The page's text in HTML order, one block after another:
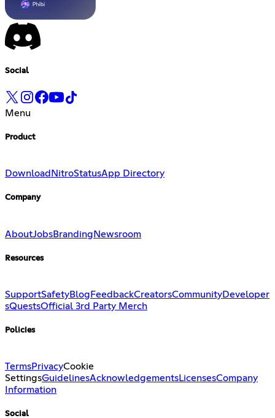
Social
Menu
Product
Download NitroStatusApp Directory
Company
AboutJobsBrandingNewsroom
Resources
SupportSafetyBlog FeedbackCreatorsCommunityDeveloper
sQuestsOfficial 3rd Party Merch
Policies
TermsPrivacyCookie
SettingsGuidelinesAcknowledgementsLicensesCompany
Information
Social